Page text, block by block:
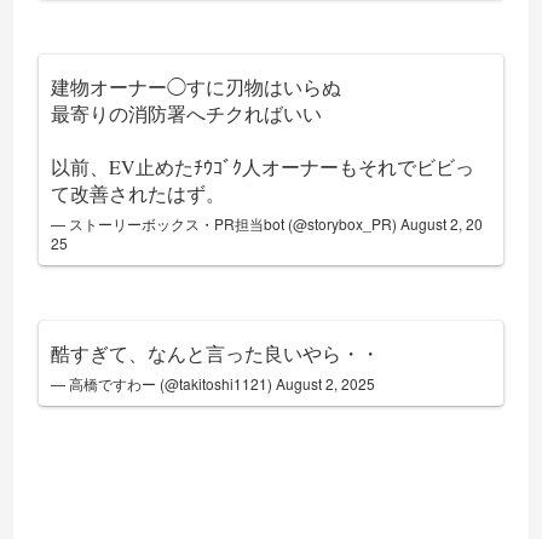
建物オーナー◯すに刃物はいらぬ
最寄りの消防署へチクればいい
以前、EV止めたﾁｳｺﾞｸ人オーナーもそれでビビっ
て改善されたはず。
— ストーリーボックス・PR担当bot (@storybox_PR)August 2, 20
25
酷すぎて、なんと言った良いやら・・
— 高橋ですわー (@takitoshi1121)August 2, 2025